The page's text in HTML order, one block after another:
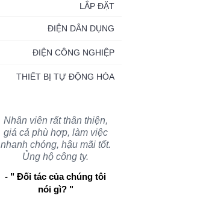
LẮP ĐẶT
ĐIỆN DÂN DỤNG
ĐIỆN CÔNG NGHIỆP
THIẾT BỊ TỰ ĐỘNG HÓA
Nhân viên rất thân thiện,
giá cả phù hợp, làm việc
nhanh chóng, hậu mãi tốt.
Ủng hộ công ty.
- " Đối tác của chúng tôi
nói gì? "